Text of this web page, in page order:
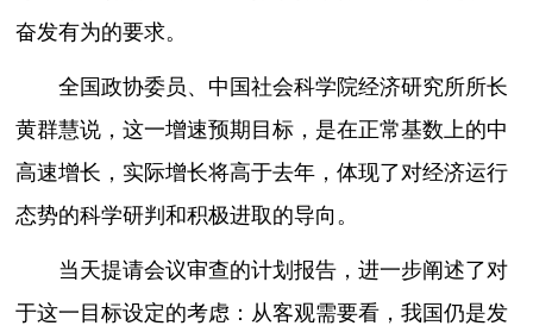
奋发有为的要求。
全国政协委员、中国社会科学院经济研究所所长
黄群慧说，这一增速预期目标，是在正常基数上的中
高速增长，实际增长将高于去年，体现了对经济运行
态势的科学研判和积极进取的导向。
当天提请会议审查的计划报告，进一步阐述了对
于这一目标设定的考虑：从客观需要看，我国仍是发